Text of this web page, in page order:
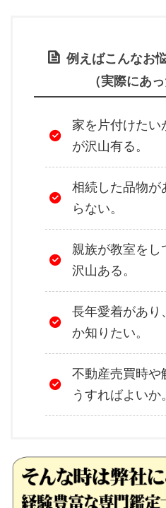
例えばこんなお
（実際にあ
家を片付けたい
が沢山有る。
相続した品物が
らない。
親族が教室をし
沢山ある。
長年愛着があり
か知りたい。
不動産売買時や
うすればよいか。